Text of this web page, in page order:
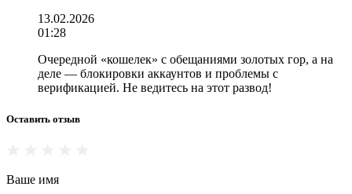
13.02.2026
01:28
Очередной «кошелек» с обещаниями золотых гор, а на
деле — блокировки аккаунтов и проблемы с
верификацией. Не ведитесь на этот развод!
Оставить отзыв
Ваше имя